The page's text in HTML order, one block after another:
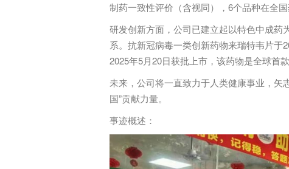
制药一致性评价（含视同），6个品种在全国
研发创新方面，公司已建立起以特色中成
系。抗新冠病毒一类创新药物来瑞特韦片于
2025年5月20日获批上市，该药物是全球首
未来，公司将一直致力于人类健康事业，矢
国”贡献力量。
事迹概述：